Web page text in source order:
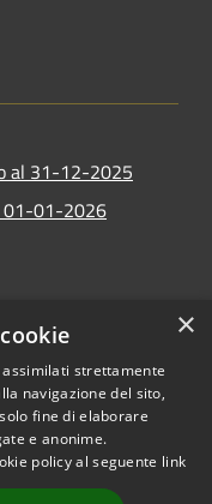
al 31-12-2025
01-01-2026
© 2026 • Comune di
• Powered by
×
strettamente
navigazione del sito,
fine di elaborare
e anonime.
policy al seguente link